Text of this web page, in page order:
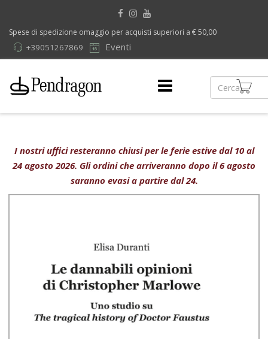
Spese di spedizione omaggio per acquisti superiori a € 50,00
Eventi
+39051267869
I nostri uffici resteranno chiusi per le ferie estive dal 10 al
24 agosto 2026. Gli ordini che arriveranno dopo il 6 agosto
saranno evasi a partire dal 24.